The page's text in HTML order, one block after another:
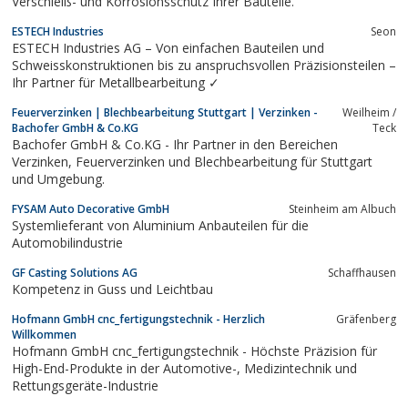
ESTECH Industries Seon
ESTECH Industries AG – Von einfachen Bauteilen und
Schweisskonstruktionen bis zu anspruchsvollen Präzisionsteilen –
Ihr Partner für Metallbearbeitung ✓
Feuerverzinken | Blechbearbeitung Stuttgart | Verzinken -
Bachofer GmbH & Co.KG
Weilheim /
Teck
Bachofer GmbH & Co.KG - Ihr Partner in den Bereichen
Verzinken, Feuerverzinken und Blechbearbeitung für Stuttgart
und Umgebung.
FYSAM Auto Decorative GmbH Steinheim am Albuch
Systemlieferant von Aluminium Anbauteilen für die
Automobilindustrie
GF Casting Solutions AG Schaffhausen
Kompetenz in Guss und Leichtbau
Hofmann GmbH cnc_fertigungstechnik - Herzlich
Willkommen
Gräfenberg
Hofmann GmbH cnc_fertigungstechnik - Höchste Präzision für
High-End-Produkte in der Automotive-, Medizintechnik und
Rettungsgeräte-Industrie